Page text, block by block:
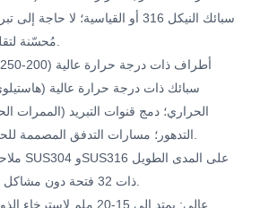
سبائك النيكل 316 أو القياسية؛ لا
سبائك ذات درجة حرارة عالية
الحراري؛ دمج قنوات التبريد (الممرات